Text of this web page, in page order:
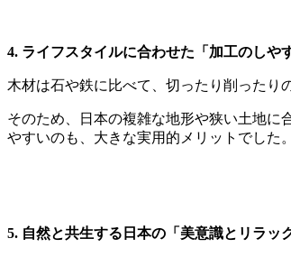
4. ライフスタイルに合わせた「加工のしや
木材は石や鉄に比べて、
そのため、日本の複雑な地形や狭い土地に
やすいのも、大きな実用的メリットでした。
5. 自然と共生する日本の「美意識とリラッ